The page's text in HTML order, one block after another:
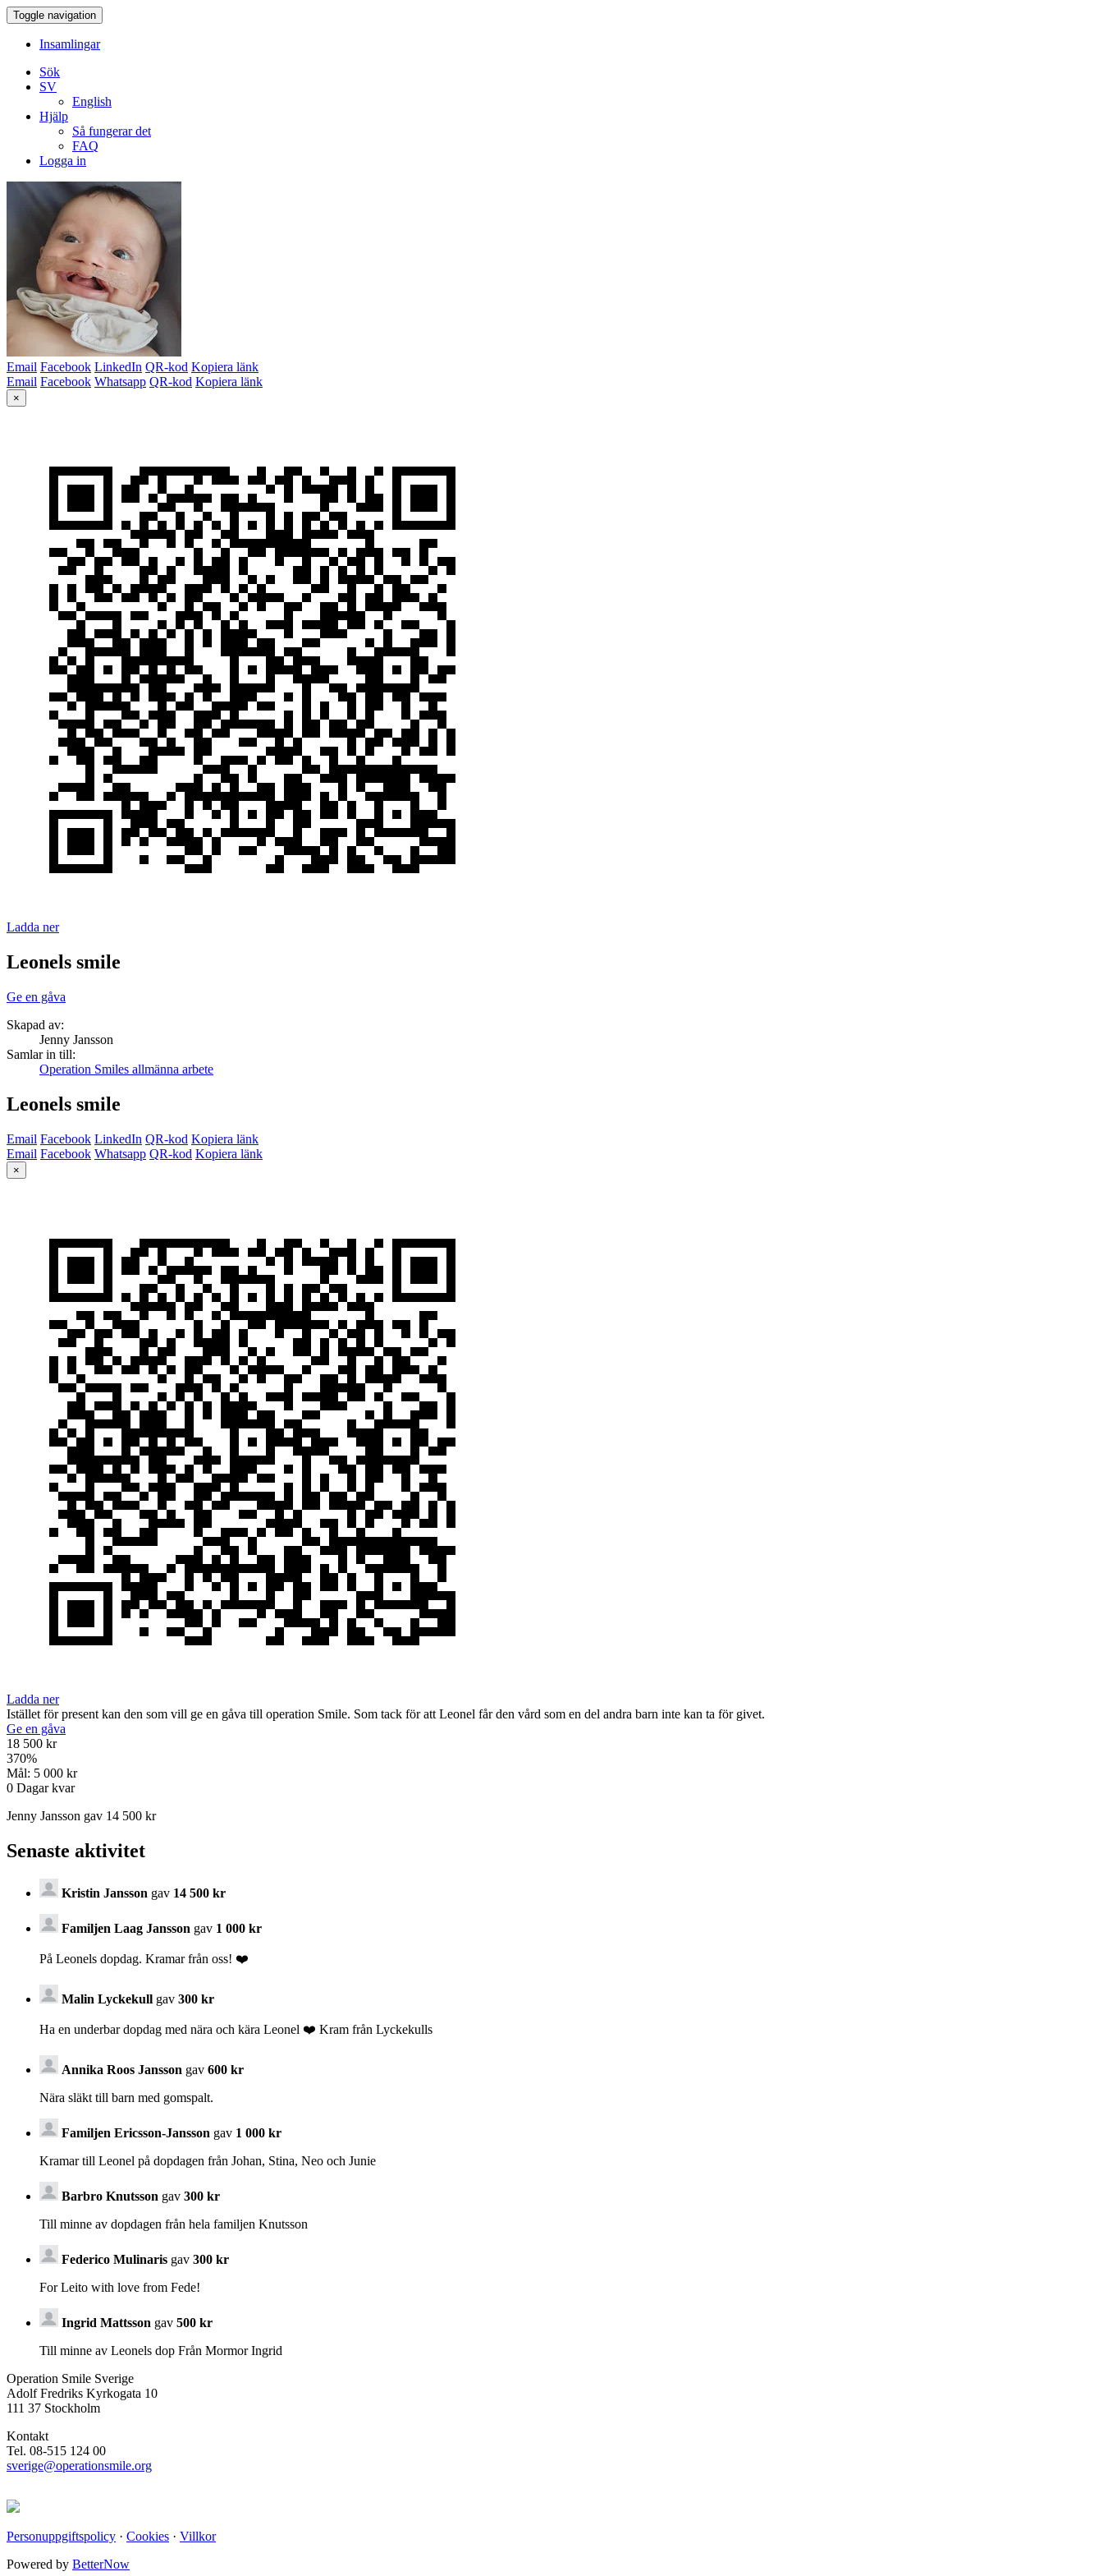
Toggle navigation
Insamlingar
Sök
SV
English
Hjälp
Så fungerar det
FAQ
Logga in
Email Facebook LinkedIn QR-kod Kopiera länk
Email Facebook Whatsapp QR-kod Kopiera länk
×
Ladda ner
Leonels smile
Ge en gåva
Skapad av:
Jenny Jansson
Samlar in till:
Operation Smiles allmänna arbete
Leonels smile
Email Facebook LinkedIn QR-kod Kopiera länk
Email Facebook Whatsapp QR-kod Kopiera länk
×
Ladda ner
Istället för present kan den som vill ge en gåva till operation Smile. Som tack för att Leonel får den vård som en del andra barn inte kan ta för givet.
Ge en gåva
18 500 kr
370%
Mål: 5 000 kr
0 Dagar kvar
Jenny Jansson gav 14 500 kr
Senaste aktivitet
Kristin Jansson gav 14 500 kr
Familjen Laag Jansson gav 1 000 kr
På Leonels dopdag. Kramar från oss! ❤️
Malin Lyckekull gav 300 kr
Ha en underbar dopdag med nära och kära Leonel ❤️ Kram från Lyckekulls
Annika Roos Jansson gav 600 kr
Nära släkt till barn med gomspalt.
Familjen Ericsson-Jansson gav 1 000 kr
Kramar till Leonel på dopdagen från Johan, Stina, Neo och Junie
Barbro Knutsson gav 300 kr
Till minne av dopdagen från hela familjen Knutsson
Federico Mulinaris gav 300 kr
For Leito with love from Fede!
Ingrid Mattsson gav 500 kr
Till minne av Leonels dop Från Mormor Ingrid
Operation Smile Sverige
Adolf Fredriks Kyrkogata 10
111 37 Stockholm
Kontakt
Tel. 08-515 124 00
sverige@operationsmile.org
Personuppgiftspolicy · Cookies · Villkor
Powered by BetterNow